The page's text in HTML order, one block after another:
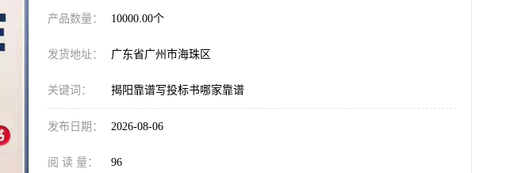
产品数量： 10000.00个
发货地址： 广东省广州市海珠区
关键词： 揭阳靠谱写投标书哪家靠谱
发布日期： 2026-08-06
阅 读 量： 96